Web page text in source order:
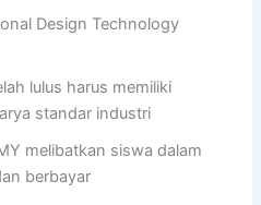
Design Technology
lulus harus memiliki
standar industri
melibatkan siswa dalam
berbayar